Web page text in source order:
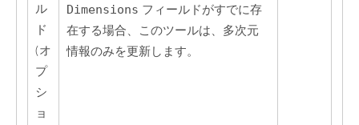
ル
ド
(オ
プ
シ
ョ
Dimensions フィールドがすでに存
在する場合、このツールは、多次元
情報のみを更新します。